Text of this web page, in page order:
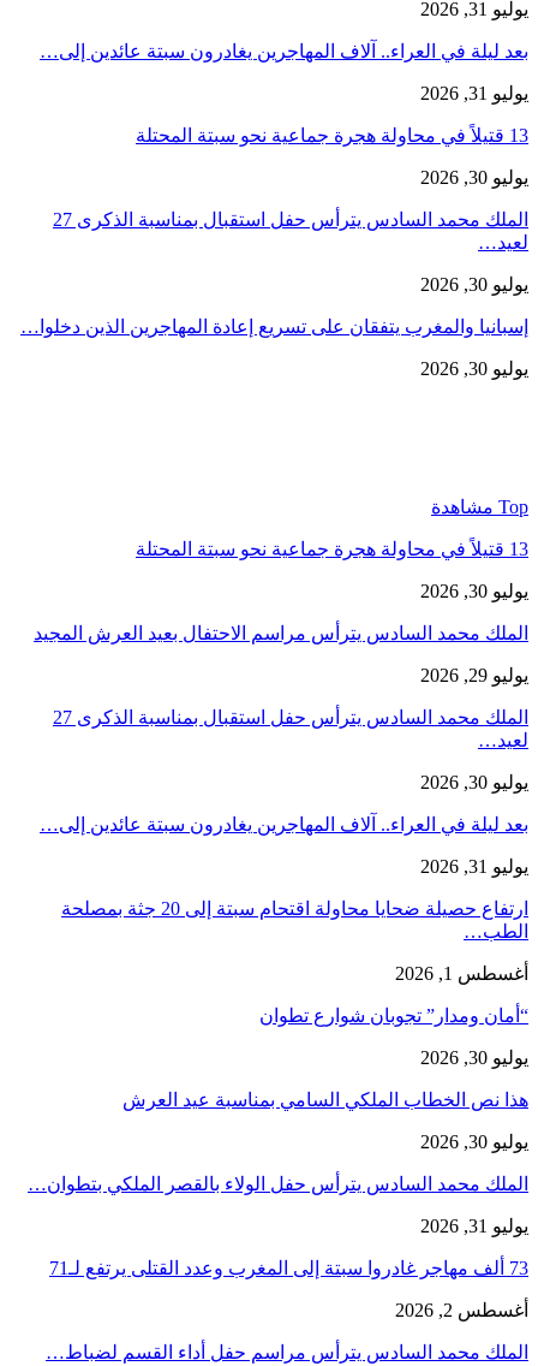
يوليو 31, 2026
بعد ليلة في العراء.. آلاف المهاجرين يغادرون سبتة عائدين إلى…
يوليو 31, 2026
13 قتيلاً في محاولة هجرة جماعية نحو سبتة المحتلة
يوليو 30, 2026
الملك محمد السادس يترأس حفل استقبال بمناسبة الذكرى 27
لعيد…
يوليو 30, 2026
إسبانيا والمغرب يتفقان على تسريع إعادة المهاجرين الذين دخلوا…
يوليو 30, 2026
Top مشاهدة
13 قتيلاً في محاولة هجرة جماعية نحو سبتة المحتلة
يوليو 30, 2026
الملك محمد السادس يترأس مراسم الاحتفال بعيد العرش المجيد
يوليو 29, 2026
الملك محمد السادس يترأس حفل استقبال بمناسبة الذكرى 27
لعيد…
يوليو 30, 2026
بعد ليلة في العراء.. آلاف المهاجرين يغادرون سبتة عائدين إلى…
يوليو 31, 2026
ارتفاع حصيلة ضحايا محاولة اقتحام سبتة إلى 20 جثة بمصلحة
الطب…
أغسطس 1, 2026
“أمان ومدار” تجوبان شوارع تطوان
يوليو 30, 2026
هذا نص الخطاب الملكي السامي بمناسبة عيد العرش
يوليو 30, 2026
الملك محمد السادس يترأس حفل الولاء بالقصر الملكي بتطوان…
يوليو 31, 2026
73 ألف مهاجر غادروا سبتة إلى المغرب وعدد القتلى يرتفع لـ71
أغسطس 2, 2026
الملك محمد السادس يترأس مراسم حفل أداء القسم لضباط…